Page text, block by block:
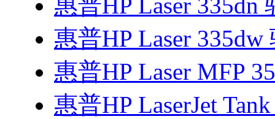
惠普HP Laser 335dn
惠普HP Laser 335dw
惠普HP Laser MFP
惠普HP LaserJet